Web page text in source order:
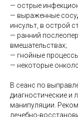
— острые
— выраженные
инсульт, в острой
— ранний
вмешательствах;
— гнойные
— некоторые
В сеанс по
диагностические и
манипуляции.
лечебно-